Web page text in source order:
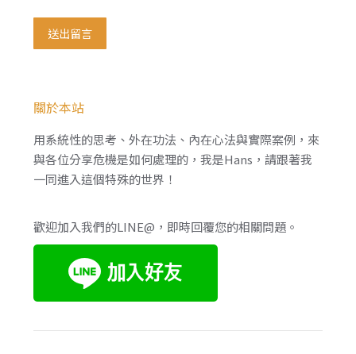
送出留言
關於本站
用系統性的思考、外在功法、內在心法與實際案例，來
與各位分享危機是如何處理的，我是Hans，請跟著我
一同進入這個特殊的世界！
歡迎加入我們的LINE@，即時回覆您的相關問題。